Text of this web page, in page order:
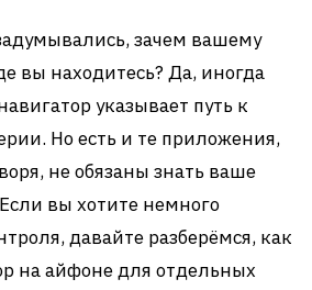
зачем вашему
вы находитесь? Да, иногда
указывает путь к
Но есть и те приложения,
не обязаны знать ваше
вы хотите немного
давайте разберёмся, как
на айфоне для отдельных